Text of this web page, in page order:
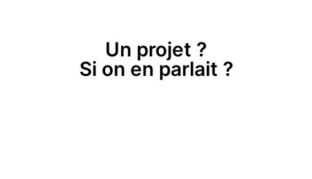
Un projet ?
Si on en parlait ?